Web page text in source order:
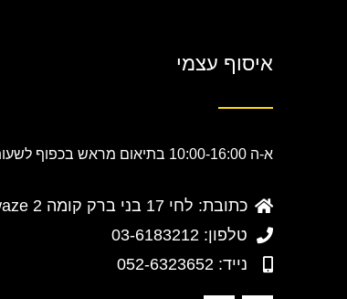
איסוף עצמי
א-ה 10:00-16:00 בתיאום מראש בכפוף לשעות הפעילות.
כתובת: לחי 17 בני ברק קומה 2 waze
טלפון: 03-6183212
נייד: 052-6323652